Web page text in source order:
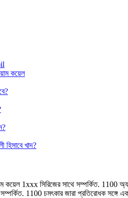
কয়েল
হিসাবে খাদ?
কয়েল 1xxx সিরিজের সাথে সম্পর্কিত. 1100
1100 চমৎকার জারা প্রতিরোধক সঙ্গে